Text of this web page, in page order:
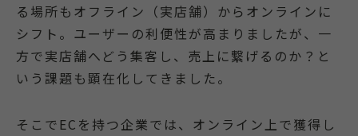
る場所もオフライン（実店舗）からオンラインに
シフト。ユーザーの利便性が高まりましたが、一
方で実店舗へどう集客し、売上に繋げるのか？と
いう課題も顕在化してきました。
そこでECを持つ企業では、オンライン上で獲得し